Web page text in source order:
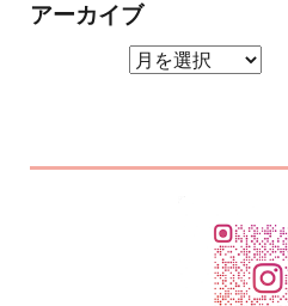
アーカイブ